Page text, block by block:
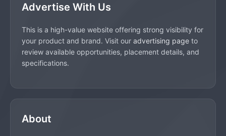
Advertise With Us
This is a high-value website offering strong visibility for
your product and brand. Visit our advertising page to
review available opportunities, placement details, and
specifications.
About